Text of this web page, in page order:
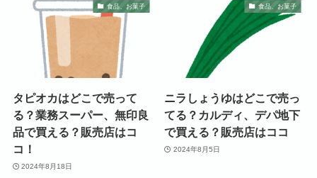
食品、お菓子
タピオカはどこで売って
る？業務スーパー、無印良
品で買える？販売店はコ
コ！
2024年8月18日
食品、お菓子
ニラしょうゆはどこで売っ
てる？カルディ、デパ地下
で買える？販売店はココ
2024年8月5日